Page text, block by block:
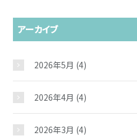
アーカイブ
2026年5月 (4)
2026年4月 (4)
2026年3月 (4)